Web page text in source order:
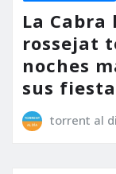
La
rossejat
noches
sus
torrent al